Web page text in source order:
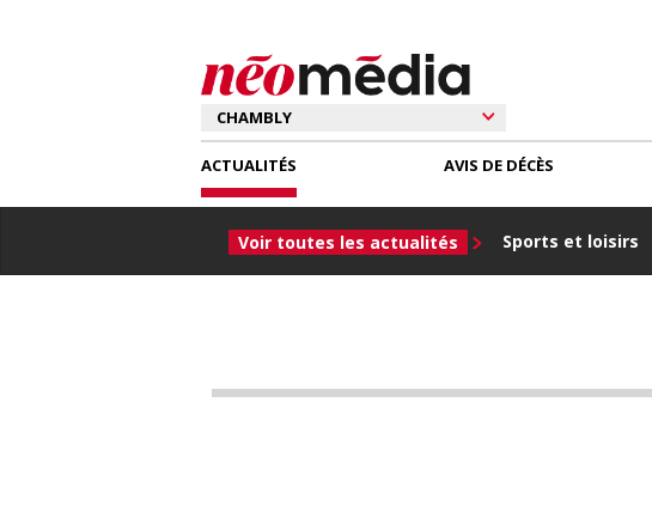
ACTUALITÉS
Voir toutes les actualités Sports et loisirs
AVIS DE DÉCÈS